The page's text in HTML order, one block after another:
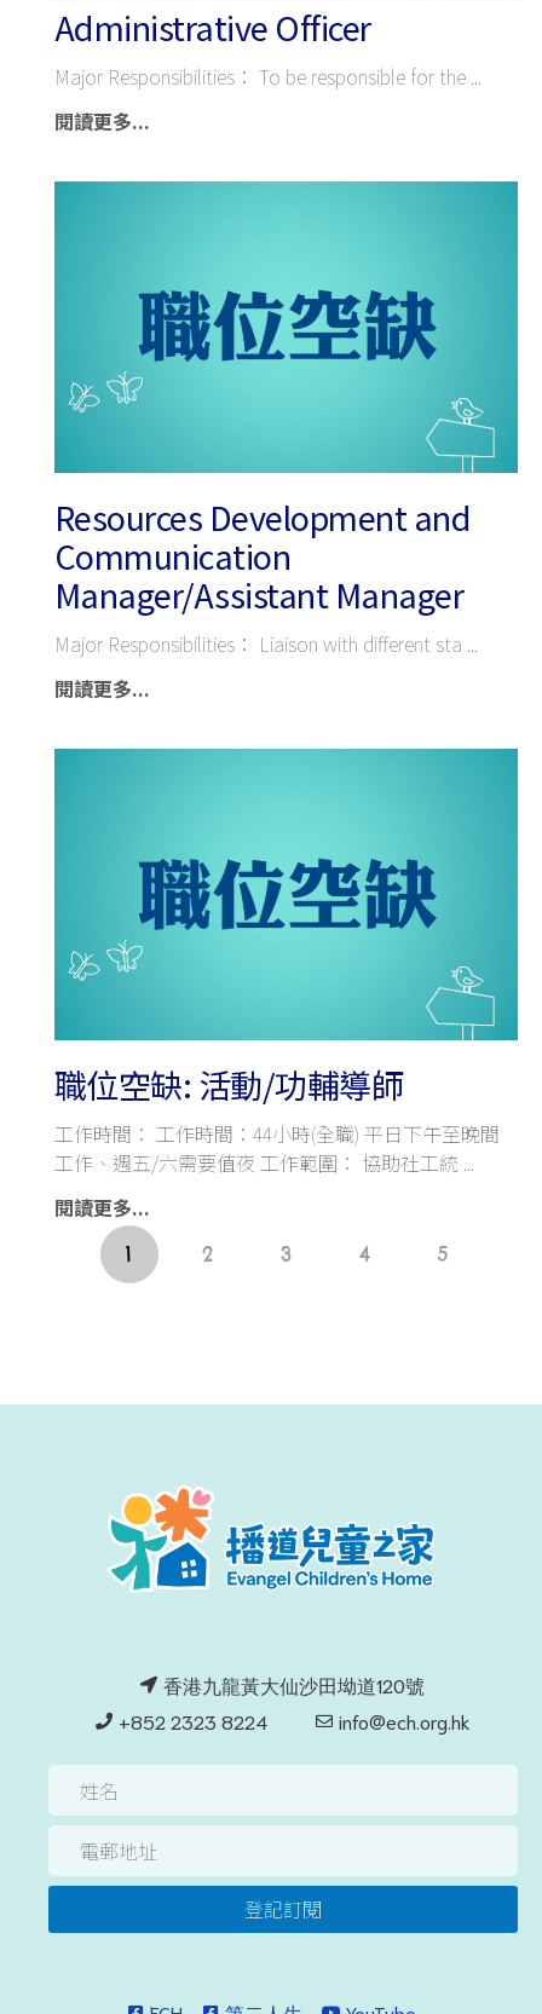
Administrative Officer
Major Responsibilities： To be responsible for the
閱讀更多...
Resources Development and
Communication
Manager/Assistant Manager
Major Responsibilities： Liaison with different sta
閱讀更多...
職位空缺: 活動/功輔導師
工作時間： 工作時間：44小時(全職) 平日下午至晚間
工作、週五/六需要值夜 工作範圍： 協助社工統
閱讀更多...
1 2 3 4 5
香港九龍黃大仙沙田坳道120號
+852 2323 8224
info@ech.org.hk
登記訂閱